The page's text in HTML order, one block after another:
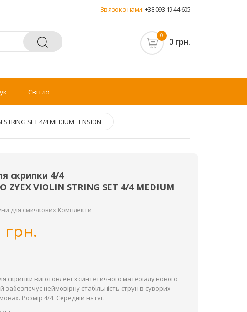
Зв'язок з нами:+38 093 19 44 605
0
0 грн.
Світло
STRING SET 4/4 MEDIUM TENSION
скрипки 4/4
ZYEX VIOLIN STRING SET 4/4 MEDIUM
для смичкових Комплекти
скрипки виготовлені з синтетичного матеріалу нового
забезпечує неймовірну стабільність струн в суворих
Розмір 4/4. Середній натяг.